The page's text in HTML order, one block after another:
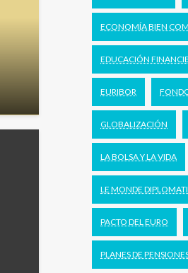
ECONOMÍA BIEN
EDUCACIÓN
EURIBOR
GLOBALIZACIÓN
LA BOLSA Y LA VIDA
LE MONDE
PACTO DEL EURO
PLANES DE